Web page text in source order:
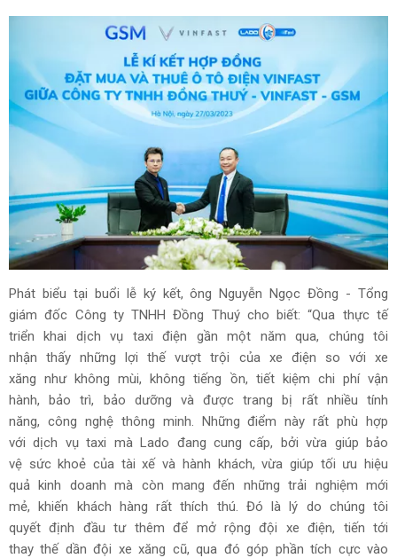
Phát biểu tại buổi lễ ký kết, ông Nguyễn Ngọc Đồng - Tổng
giám đốc Công ty TNHH Đồng Thuý cho biết: “Qua thực tế
triển khai dịch vụ taxi điện gần một năm qua, chúng tôi
nhận thấy những lợi thế vượt trội của xe điện so với xe
xăng như không mùi, không tiếng ồn, tiết kiệm chi phí vận
hành, bảo trì, bảo dưỡng và được trang bị rất nhiều tính
năng, công nghệ thông minh. Những điểm này rất phù hợp
với dịch vụ taxi mà Lado đang cung cấp, bởi vừa giúp bảo
vệ sức khoẻ của tài xế và hành khách, vừa giúp tối ưu hiệu
quả kinh doanh mà còn mang đến những trải nghiệm mới
mẻ, khiến khách hàng rất thích thú. Đó là lý do chúng tôi
quyết định đầu tư thêm để mở rộng đội xe điện, tiến tới
thay thế dần đội xe xăng cũ, qua đó góp phần tích cực vào